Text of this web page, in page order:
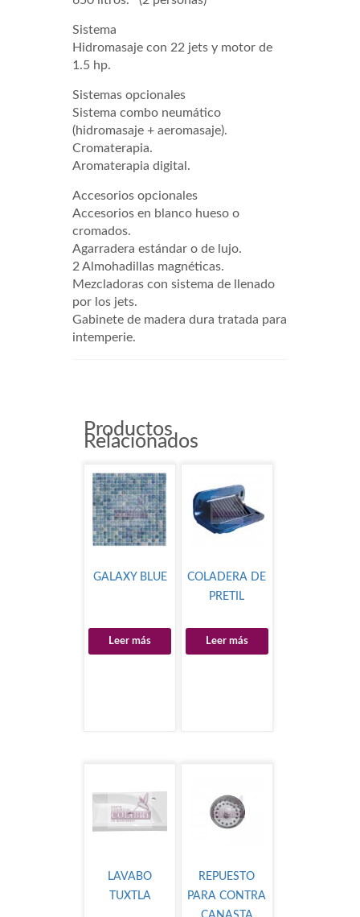
Sistema
Hidromasaje con 22 jets y motor de
1.5 hp.
Sistemas opcionales
Sistema combo neumático
(hidromasaje + aeromasaje).
Cromaterapia.
Aromaterapia digital.
Accesorios opcionales
Accesorios en blanco hueso o
cromados.
Agarradera estándar o de lujo.
2 Almohadillas magnéticas.
Mezcladoras con sistema de llenado
por los jets.
Gabinete de madera dura tratada para
intemperie.
Productos
Relacionados
GALAXY BLUE
Leer más
COLADERA DE
PRETIL
Leer más
LAVABO
TUXTLA
REPUESTO
PARA CONTRA